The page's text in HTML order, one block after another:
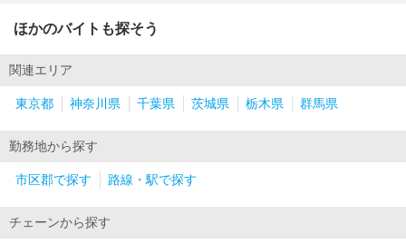
ほかのバイトも探そう
関連エリア
東京都 神奈川県 千葉県 茨城県 栃木県 群馬県
勤務地から探す
市区郡で探す 路線・駅で探す
チェーンから探す